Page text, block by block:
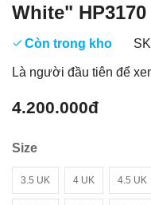
White" HP3170
Còn trong kho
Là người đầu tiên để
4.200.000đ
Size
3.5 UK 4 UK 4.5 UK